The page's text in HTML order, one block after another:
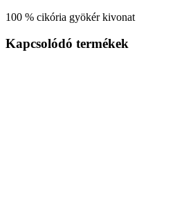
100 % cikória gyökér kivonat
Kapcsolódó termékek